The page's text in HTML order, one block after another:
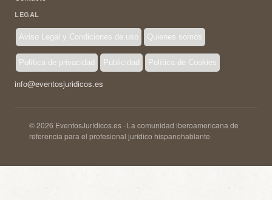
LEGAL
Aviso Legal y Condiciones de uso Quienes somos
Política de privacidad Publicidad Política de Cookies
info@eventosjuridicos.es
© 2026 EventosJurídicos.es · La comunidad iberoamericana de
referencia para el profesional jurídico hispanohablante